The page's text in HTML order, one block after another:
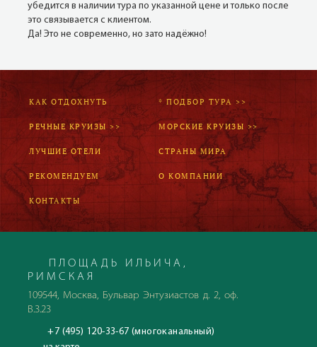
убедится в наличии тура по указанной цене и только после
это связывается с клиентом.
Да! Это не современно, но зато надёжно!
КАК ОТДОХНУТЬ * ПОДБОР ТУРА >>
РЕЧНЫЕ КРУИЗЫ >> МОРСКИЕ КРУИЗЫ >>
ЛУЧШИЕ ОТЕЛИ СТРАНЫ МИРА
РЕКОМЕНДУЕМ О КОМПАНИИ
КОНТАКТЫ
ПЛОЩАДЬ ИЛЬИЧА,
РИМСКАЯ
109544, Москва, Бульвар Энтузиастов д. 2, оф.
В.3.23
+7 (495) 120-33-67 (многоканальный)